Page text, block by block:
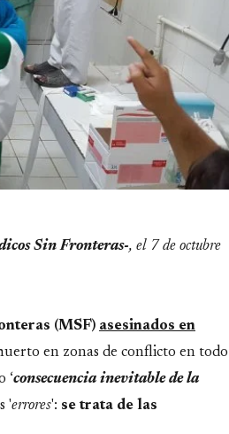
Sin Fronteras-, el 7 de octubre
(MSF) asesinados en
en zonas de conflicto en todo
‘consecuencia inevitable de la
'errores': se trata de las